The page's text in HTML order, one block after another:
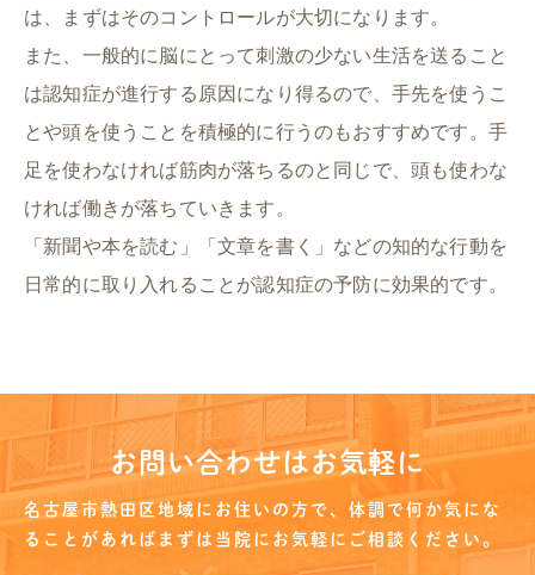
は、まずはそのコントロールが大切になります。
また、一般的に脳にとって刺激の少ない生活を送ること
は認知症が進行する原因になり得るので、手先を使うこ
とや頭を使うことを積極的に行うのもおすすめです。手
足を使わなければ筋肉が落ちるのと同じで、頭も使わな
ければ働きが落ちていきます。
「新聞や本を読む」「文章を書く」などの知的な行動を
日常的に取り入れることが認知症の予防に効果的です。
お問い合わせはお気軽に
名古屋市熱田区地域にお住いの方で、 体調で何か気にな
ることがあればまずは当院に お気軽にご相談ください。